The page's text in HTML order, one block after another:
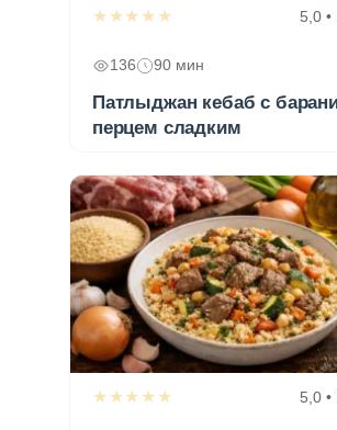
★★★★★ 5,0 •
136 90 мин
Патлыджан кебаб с
перцем сладким
★★★★★ 5,0 •